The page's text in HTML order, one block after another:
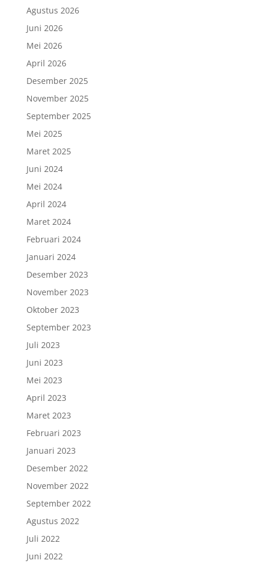
Agustus 2026
Juni 2026
Mei 2026
April 2026
Desember 2025
November 2025
September 2025
Mei 2025
Maret 2025
Juni 2024
Mei 2024
April 2024
Maret 2024
Februari 2024
Januari 2024
Desember 2023
November 2023
Oktober 2023
September 2023
Juli 2023
Juni 2023
Mei 2023
April 2023
Maret 2023
Februari 2023
Januari 2023
Desember 2022
November 2022
September 2022
Agustus 2022
Juli 2022
Juni 2022